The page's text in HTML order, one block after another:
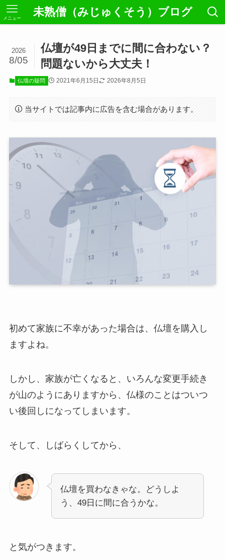
未熟僧（みじゅくそう）ブログ
メニュー
仏壇が49日までに間に合わない？
問題ないから大丈夫！
2026
8/05
仏壇の疑問 2021年6月15日 2026年8月5日
当サイトでは記事内に広告を含む場合があります。
初めて家族に不幸があった場合は、仏壇を購入し
ますよね。
しかし、家族が亡くなると、いろんな変更手続き
が山のようにありますから、仏様のことはついつ
い後回しになってしまいます。
そして、しばらくしてから、
仏壇を買わなきゃな。どうしよ
う、49日に間に合うかな。
と気がつきます。